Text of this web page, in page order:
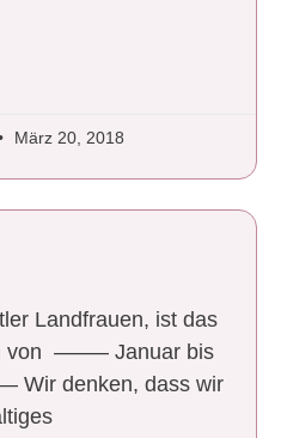
März 20, 2018
Landfrauen, ist das
von ——– Januar bis
denken, dass wir